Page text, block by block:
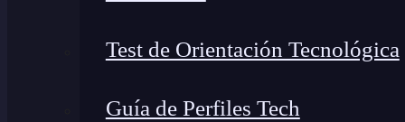
Test de Orientación Tecnológica
Guía de Perfiles Tech